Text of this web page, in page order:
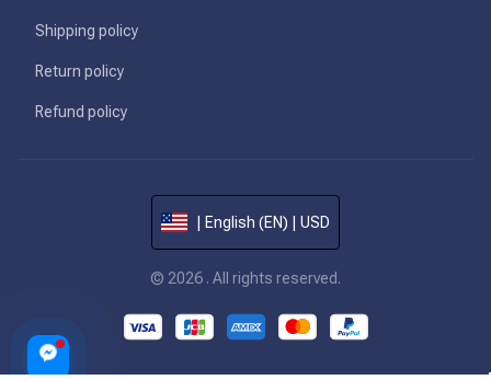
Shipping policy
Return policy
Refund policy
| English (EN) | USD
© 2026 . All rights reserved.